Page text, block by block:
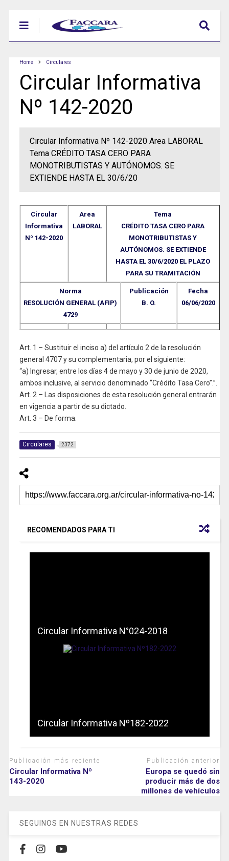
Home Circulares
Circular Informativa
Nº 142-2020
Circular Informativa Nº 142-2020 Area LABORAL
Tema CRÉDITO TASA CERO PARA
MONOTRIBUTISTAS Y AUTÓNOMOS. SE
EXTIENDE HASTA EL 30/6/20
Circular
Informativa
Nº 142-2020
Area
LABORAL
Tema
CRÉDITO TASA CERO PARA
MONOTRIBUTISTAS Y
AUTÓNOMOS. SE EXTIENDE
HASTA EL 30/6/2020 EL PLAZO
PARA SU TRAMITACIÓN
Norma
RESOLUCIÓN GENERAL (AFIP)
4729
Publicación
B. O.
Fecha
06/06/2020
Art. 1 – Sustituir el inciso a) del artículo 2 de la resolución
general 4707 y su complementaria, por el siguiente:
“a) Ingresar, entre los días 4 de mayo y 30 de junio de 2020,
ambos inclusive, al servicio denominado “Crédito Tasa Cero”.”.
Art. 2 – Las disposiciones de esta resolución general entrarán
en vigencia a partir de su dictado.
Art. 3 – De forma.
Circulares 2372
RECOMENDADOS PARA TI
Circular Informativa N°024-2018
Circular Informativa Nº182-2022
Publicación más reciente
Circular Informativa Nº
143-2020
Publicación anterior
Europa se quedó sin
producir más de dos
millones de vehículos
SEGUINOS EN NUESTRAS REDES